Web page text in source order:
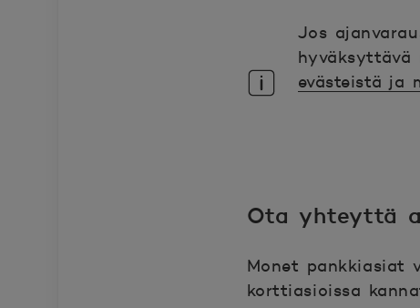
Jos
evästeistä ja
Ota yhteyttä
Monet pankkiasiat
korttiasioissa